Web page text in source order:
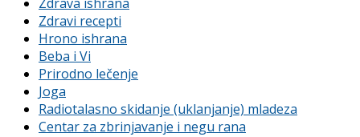
Zdravi recepti
Hrono ishrana
Beba i Vi
Prirodno lečenje
Joga
Radiotalasno skidanje (uklanjanje) mladeza
Centar za zbrinjavanje i negu rana